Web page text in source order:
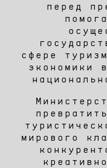
перед
сфере
экономики
мирового